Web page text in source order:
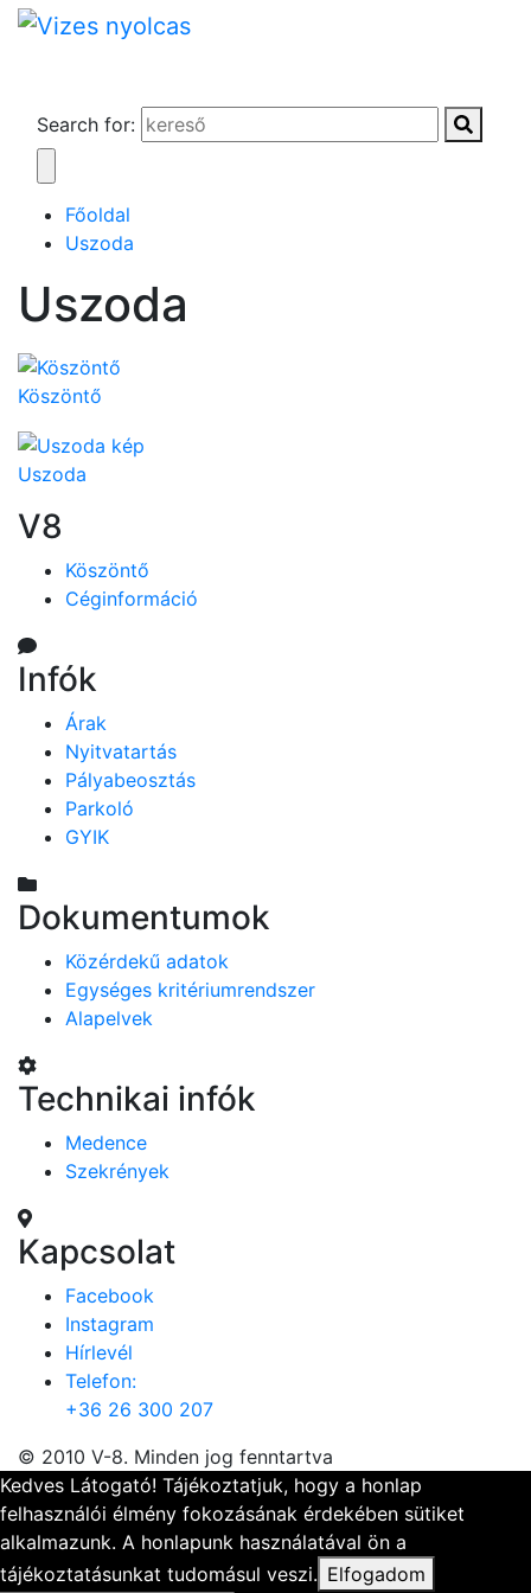
Search for:
Főoldal
Uszoda
Uszoda
Köszöntő
Uszoda
V8
Köszöntő
Céginformáció
Infók
Árak
Nyitvatartás
Pályabeosztás
Parkoló
GYIK
Dokumentumok
Közérdekű adatok
Egységes kritériumrendszer
Alapelvek
Technikai infók
Medence
Szekrények
Kapcsolat
Facebook
Instagram
Hírlevél
Telefon:
+36 26 300 207
© 2010 V-8. Minden jog fenntartva
Kedves Látogató! Tájékoztatjuk, hogy a honlap
felhasználói élmény fokozásának érdekében sütiket
alkalmazunk. A honlapunk használatával ön a
tájékoztatásunkat tudomásul veszi. Elfogadom